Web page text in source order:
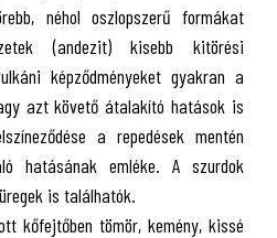
néhol oszlopszerű formákat
(andezit) kisebb kitörési
képződményeket gyakran a
azt követő átalakító hatások is
a repedések mentén
hatásának emléke. A szurdok
is találhatók.
kőfejtőben tömör, kemény, kissé